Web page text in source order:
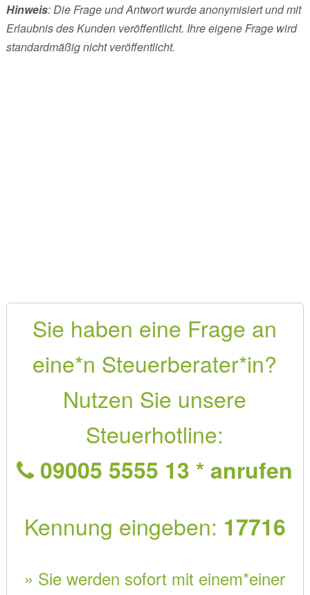
Hinweis: Die Frage und Antwort wurde anonymisiert und mit
Erlaubnis des Kunden veröffentlicht. Ihre eigene Frage wird
standardmäßig nicht veröffentlicht.
Sie haben eine Frage an
eine*n Steuerberater*in?
Nutzen Sie unsere
Steuerhotline:
09005 5555 13 * anrufen
Kennung eingeben: 17716
» Sie werden sofort mit einem*einer